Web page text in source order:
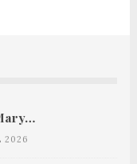
2026